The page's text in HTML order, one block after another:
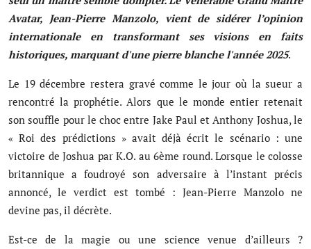
Musique
Technologie
Communication
Opinions
Infrastructures
Coopération
Avatar, Jean-Pierre Manzolo, vient de sidérer l’opinion
internationale en transformant ses visions en faits
historiques, marquant d'une pierre blanche l'année 2025.
Le 19 décembre restera gravé comme le jour où la sueur a
rencontré la prophétie. Alors que le monde entier retenait
son souffle pour le choc entre Jake Paul et Anthony Joshua, le
« Roi des prédictions » avait déjà écrit le scénario : une
victoire de Joshua par K.O. au 6ème round. Lorsque le colosse
britannique a foudroyé son adversaire à l’instant précis
annoncé, le verdict est tombé : Jean-Pierre Manzolo ne
devine pas, il décrète.
Est-ce de la magie ou une science venue d’ailleurs ?